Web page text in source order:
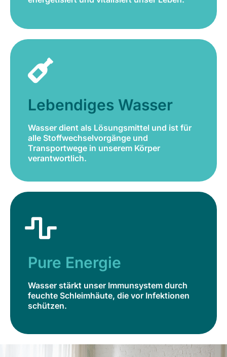
Lebendiges Wasser
Wasser dient als Lösungsmittel und ist für
alle Stoffwechselvorgänge und
Transportwege in unserem Körper
verantwortlich.
alle Stoffwechselvorgänge und
Transportwege in unserem Körper
Jetzt bestellen
Pure Energie
Wasser stärkt unser Immunsystem durch
feuchte Schleimhäute, die vor Infektionen
schützen.
feuchte Schleimhäute, die vor Infektionen
Jetzt bestellen